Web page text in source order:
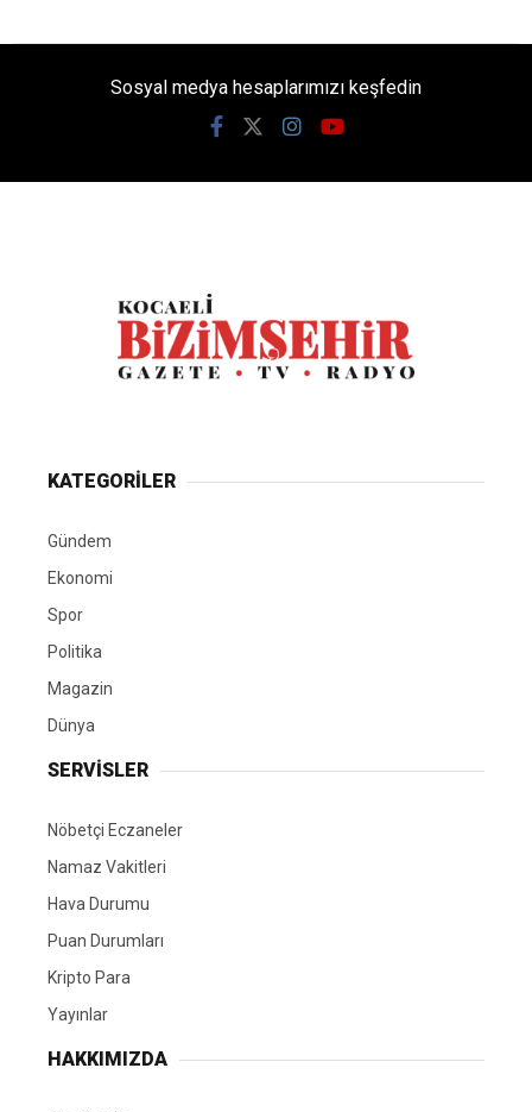
Sosyal medya hesaplarımızı keşfedin
KATEGORİLER
Gündem
Ekonomi
Spor
Politika
Magazin
Dünya
SERVİSLER
Nöbetçi Eczaneler
Namaz Vakitleri
Hava Durumu
Puan Durumları
Kripto Para
Yayınlar
HAKKIMIZDA